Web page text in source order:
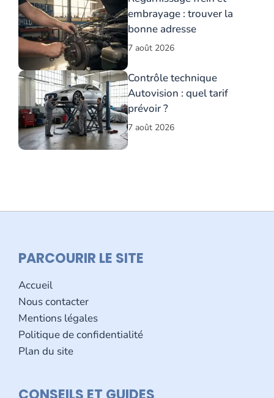
embrayage : trouver la
bonne adresse
7 août 2026
Contrôle technique
Autovision : quel tarif
prévoir ?
7 août 2026
PARCOURIR LE SITE
Accueil
Nous contacter
Mentions légales
Politique de confidentialité
Plan du site